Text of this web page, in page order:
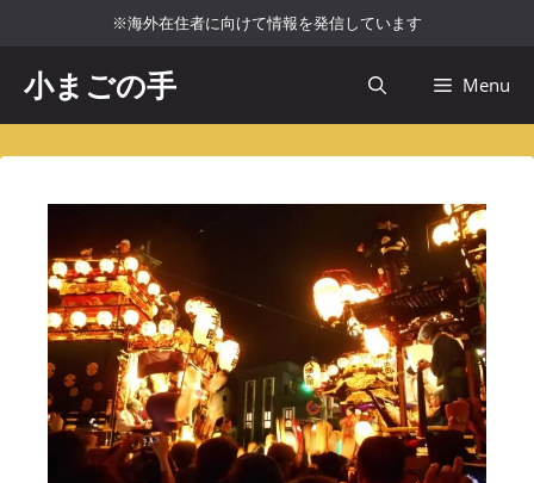
ツ
へ
※海外在住者に向けて情報を発信しています
小まごの手 Menu